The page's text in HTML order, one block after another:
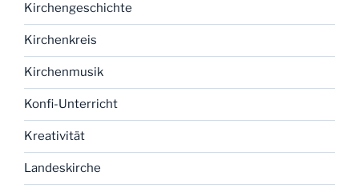
Kirchengeschichte
Kirchenkreis
Kirchenmusik
Konfi-Unterricht
Kreativität
Landeskirche